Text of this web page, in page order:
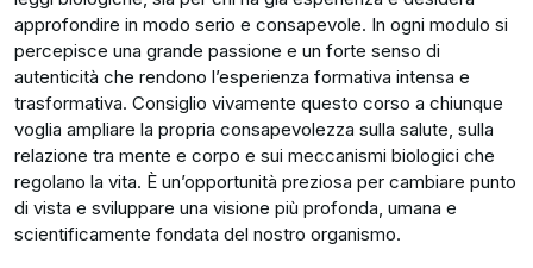
Inizieremo quindi esplorando quali sono queste 5 leggi
biologiche e come esse interagiscono per mostrarci un
quadro della malattia completo. L'obiettivo non è solo
rispondere ai sintomi emergenti ma indagare e
affrontare le cause radicate che li generano.
Passeremo poi alle sezioni più corpose di questo corso,
quelle in cui ti mostrerò il corpo umano nella sua
interezza e come ogni malattia è collegata a un conflitto
che vedevo crescere le richieste nel mio studio a
Genova. La continua ricerca e il desiderio di
supportare gli altri nel loro percorso di benessere
mi hanno spinto verso l'esplorazione di nuove
tecniche come il biomagnetismo integrale.
Questo viaggio culmina nella creazione del metodo
di Bioriconessione, un approccio innovativo che
combina le mie competenze per facilitare
approfondire in modo serio e consapevole. In ogni modulo si
percepisce una grande passione e un forte senso di
autenticità che rendono l’esperienza formativa intensa e
trasformativa. Consiglio vivamente questo corso a chiunque
voglia ampliare la propria consapevolezza sulla salute, sulla
relazione tra mente e corpo e sui meccanismi biologici che
regolano la vita. È un’opportunità preziosa per cambiare punto
di vista e sviluppare una visione più profonda, umana e
scientificamente fondata del nostro organismo.